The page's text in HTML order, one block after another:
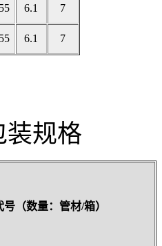
6.1 7
6.1 7
装规格
号（数量：管材/箱）